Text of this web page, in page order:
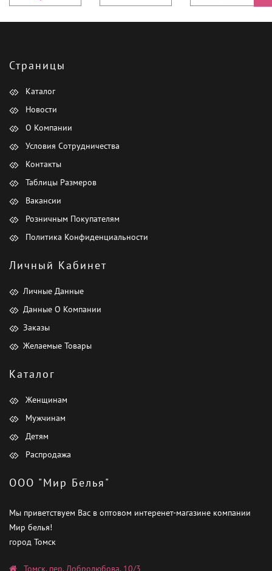
Страницы
Каталог
Новости
О Компании
Условия Сотрудничества
Контакты
Таблицы Размеров
Вакансии
Розничным Покупателям
Политика Конфиденциальности
Личный Кабинет
Личные Данные
Данные О Компании
Заказы
Желаемые Товары
Каталог
Женщинам
Мужчинам
Детям
Распродажа
ООО "Мир Белья"
Мы приветствуем Вас в оптовом интеренет-магазине компании
Мир белья!
город Томск
Томск, пер. Добролюбова, 10/3